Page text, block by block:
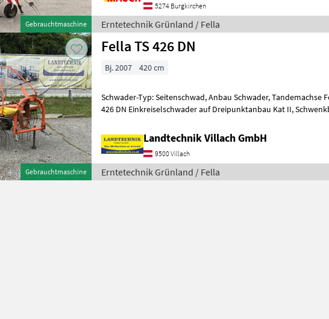
Gebrauchtmaschine
5274 Burgkirchen
Erntetechnik Grünland / Fella
Gebrauchtmaschine
Fella TS 426 DN
Bj. 2007 420 cm
Schwader-Typ: Seitenschwad, Anbau Schwader, Tandemachse
426 DN Einkreiselschwader auf Dreipunktanbau Kat II, Schwenkbock
Landtechnik Villach GmbH
9500 Villach
Erntetechnik Grünland / Fella